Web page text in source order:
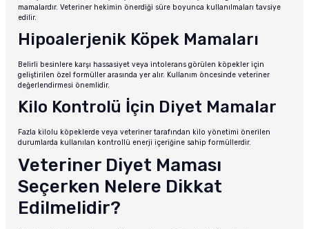
mamalardır. Veteriner hekimin önerdiği süre boyunca kullanılmaları tavsiye
edilir.
Hipoalerjenik Köpek Mamaları
Belirli besinlere karşı hassasiyet veya intolerans görülen köpekler için
geliştirilen özel formüller arasında yer alır. Kullanım öncesinde veteriner
değerlendirmesi önemlidir.
Kilo Kontrolü İçin Diyet Mamalar
Fazla kilolu köpeklerde veya veteriner tarafından kilo yönetimi önerilen
durumlarda kullanılan kontrollü enerji içeriğine sahip formüllerdir.
Veteriner Diyet Maması
Seçerken Nelere Dikkat
Edilmelidir?